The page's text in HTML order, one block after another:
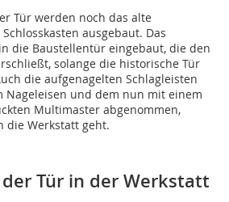
Tür werden noch das alte
ausgebaut. Das
die Baustellentür eingebaut, die den
solange die historische Tür
die aufgenagelten Schlagleisten
Nageleisen und dem nun mit einem
Multimaster abgenommen,
die Werkstatt geht.
Tür in der Werkstatt